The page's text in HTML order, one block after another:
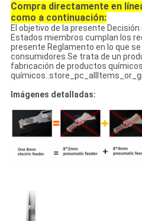
Compra directamente en
como a continuación:
El objetivo de la presente
Estados miembros cumplan los
presente Reglamento en lo que
consumidores.Se trata de un
fabricación de productos
Imágenes detalladas: